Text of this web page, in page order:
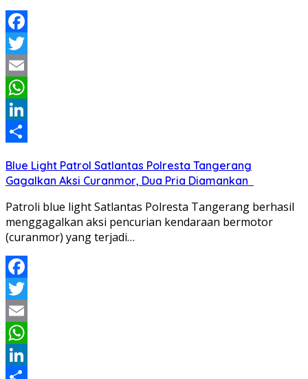
Facebook
Twitter
Email
WhatsApp
LinkedIn
Blue Light Patrol Satlantas Polresta Tangerang
Gagalkan Aksi Curanmor, Dua Pria Diamankan
Patroli blue light Satlantas Polresta Tangerang berhasil
menggagalkan aksi pencurian kendaraan bermotor
(curanmor) yang terjadi…
Facebook
Twitter
Email
WhatsApp